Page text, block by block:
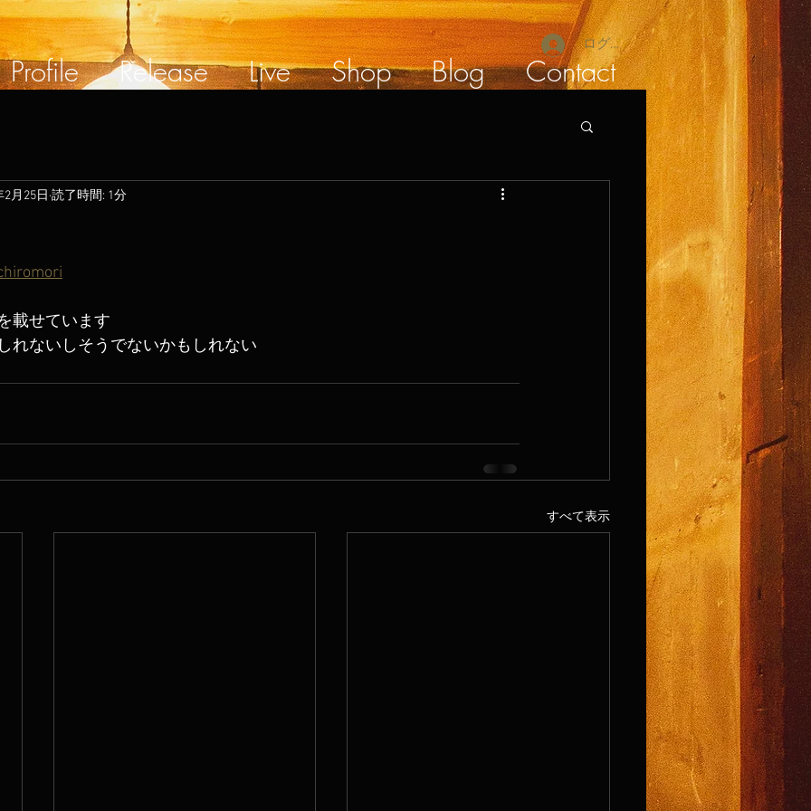
Profile Release Live Shop Blog Contact
ログイン
2月25日 読了時間: 1分
載せています
れないしそうでないかもしれない
すべて表示